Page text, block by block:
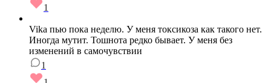
1
Vika пью пока неделю. У меня токсикоза как такого нет.
Иногда мутит. Тошнота редко бывает. У меня без
изменений в самочувствии
1